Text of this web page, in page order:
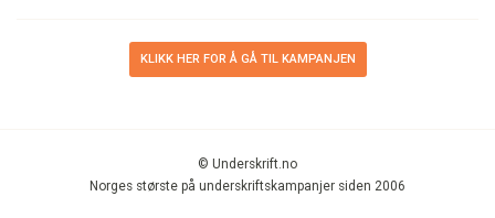
KLIKK HER FOR Å GÅ TIL KAMPANJEN
© Underskrift.no
Norges største på underskriftskampanjer siden 2006